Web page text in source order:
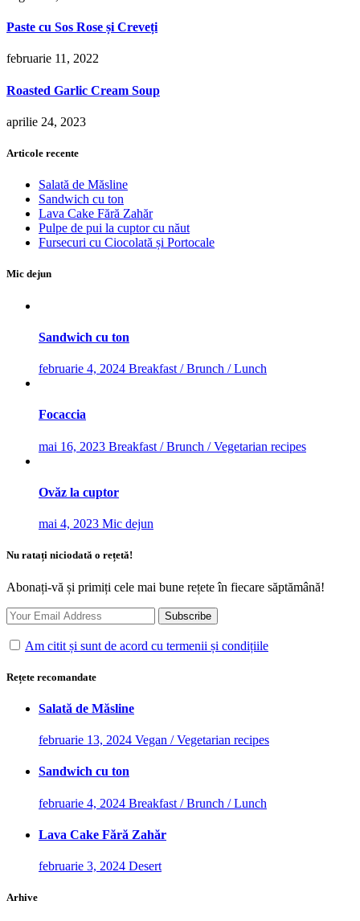
Paste cu Sos Rose și Creveți
februarie 11, 2022
Roasted Garlic Cream Soup
aprilie 24, 2023
Articole recente
Salată de Măsline
Sandwich cu ton
Lava Cake Fără Zahăr
Pulpe de pui la cuptor cu năut
Fursecuri cu Ciocolată și Portocale
Mic dejun
Sandwich cu ton
februarie 4, 2024 Breakfast / Brunch / Lunch
Focaccia
mai 16, 2023 Breakfast / Brunch / Vegetarian recipes
Ovăz la cuptor
mai 4, 2023 Mic dejun
Nu ratați niciodată o rețetă!
Abonați-vă și primiți cele mai bune rețete în fiecare săptămână!
Am citit și sunt de acord cu termenii și condițiile
Rețete recomandate
Salată de Măsline
februarie 13, 2024 Vegan / Vegetarian recipes
Sandwich cu ton
februarie 4, 2024 Breakfast / Brunch / Lunch
Lava Cake Fără Zahăr
februarie 3, 2024 Desert
Arhive